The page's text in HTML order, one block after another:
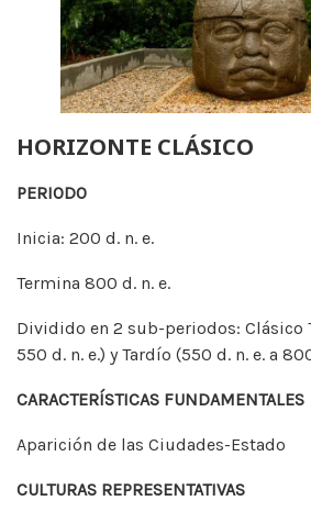
HORIZONTE CLÁSICO
PERIODO
Inicia: 200 d. n. e.
Termina 800 d. n. e.
Dividido en 2 sub-periodos: Clásico
550 d. n. e.) y Tardío (550 d. n. e. a
CARACTERÍSTICAS FUNDAMENTALES
Aparición de las Ciudades-Estado
CULTURAS REPRESENTATIVAS